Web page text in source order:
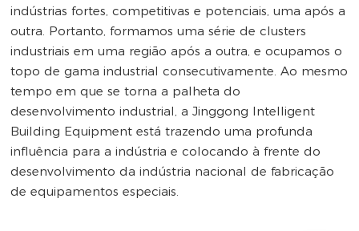
indústrias fortes, competitivas e potenciais, uma após a
outra. Portanto, formamos uma série de clusters
industriais em uma região após a outra, e ocupamos o
topo de gama industrial consecutivamente. Ao mesmo
tempo em que se torna a palheta do
desenvolvimento industrial, a Jinggong Intelligent
Building Equipment está trazendo uma profunda
influência para a indústria e colocando à frente do
desenvolvimento da indústria nacional de fabricação
de equipamentos especiais.